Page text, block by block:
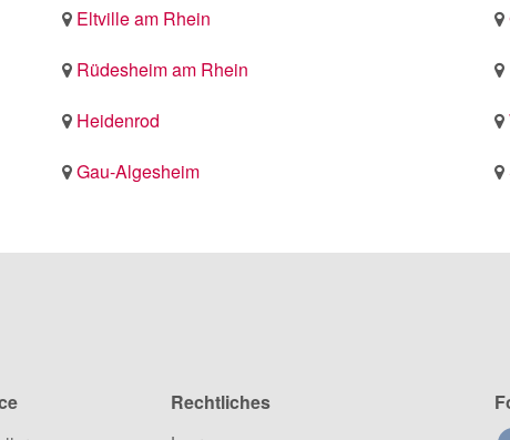
Eltville am Rhein
Rüdesheim am Rhein
Heidenrod
Gau-Algesheim
Rechtliches